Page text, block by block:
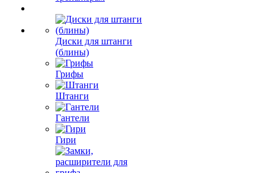
Диски для штанги
(блины)
Грифы
Штанги
Гантели
Гири